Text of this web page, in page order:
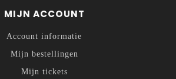
MIJN ACCOUNT
Account informatie
Mijn bestellingen
Mijn tickets